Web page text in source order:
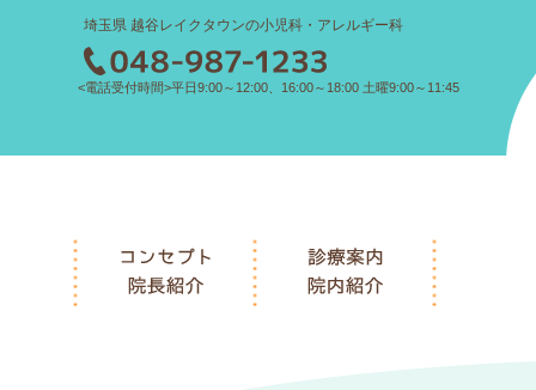
埼玉県 越谷レイクタウンの小児科・アレルギー科
<電話受付時間>平日9:00～12:00、16:00～18:00 土曜9:00～11:45